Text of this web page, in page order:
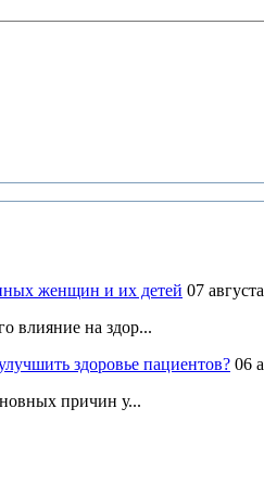
женщин и их детей 07 августа
влияние на здор...
здоровье пациентов? 06
причин у...